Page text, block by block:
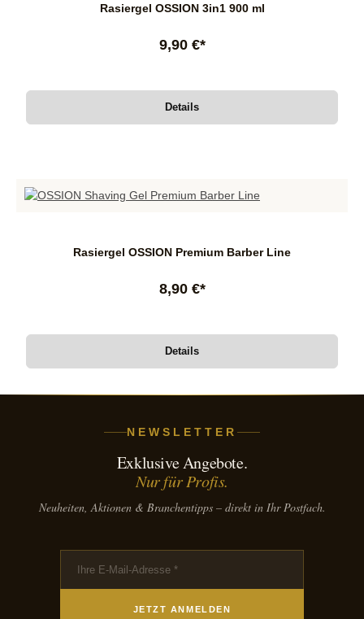
Rasiergel OSSION 3in1 900 ml
9,90 €*
Details
Rasiergel OSSION Premium Barber Line
8,90 €*
Details
NEWSLETTER
Exklusive Angebote.
Nur für Profis.
Neuheiten, Aktionen & Branchentipps – direkt in Ihr Postfach.
JETZT ANMELDEN